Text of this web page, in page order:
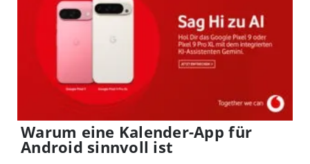
Warum eine Kalender-App für
Android sinnvoll ist